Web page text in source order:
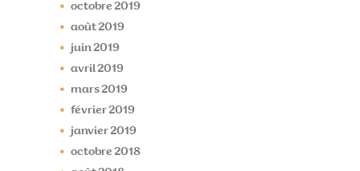
octobre 2019
août2019
juin2019
avril2019
mars2019
février2019
janvier2019
octobre 2018